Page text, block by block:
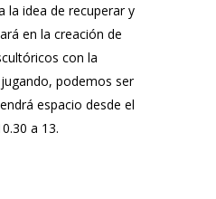
la idea de recuperar y
en la creación de
con la
podemos ser
espacio desde el
a 13.